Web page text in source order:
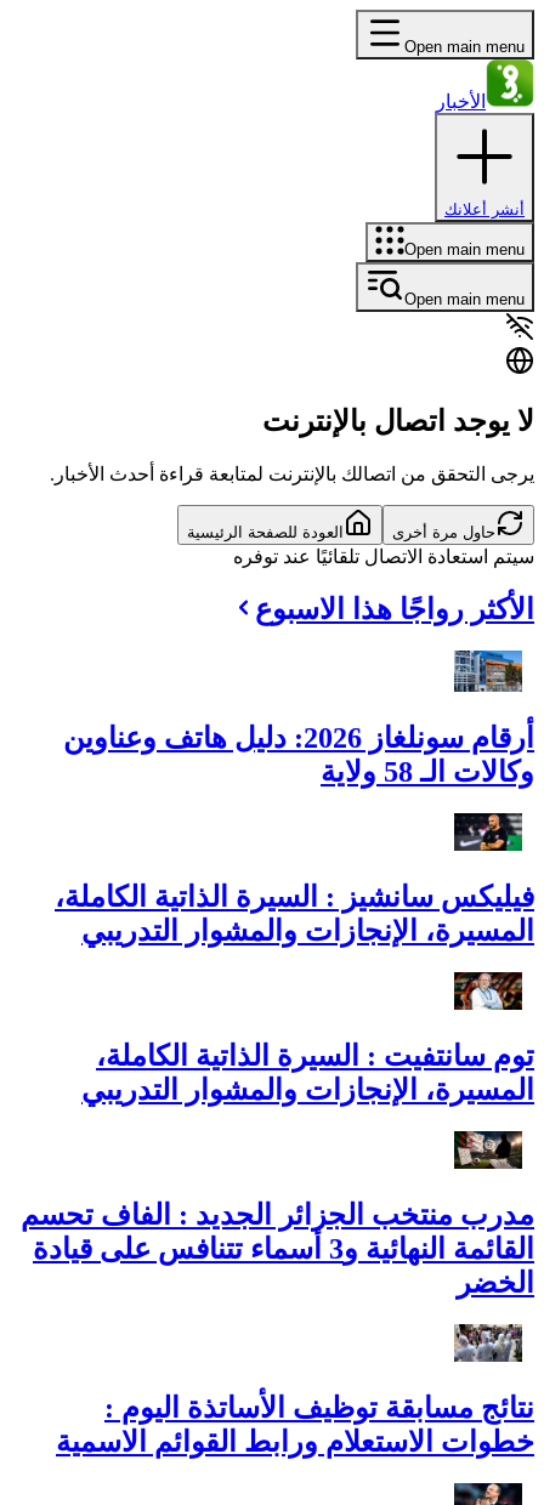
Open main menu
الأخبار
أنشر أعلانك
Open main menu
Open main menu
لا يوجد اتصال بالإنترنت
يرجى التحقق من اتصالك بالإنترنت لمتابعة قراءة أحدث الأخبار.
حاول مرة أخرى العودة للصفحة الرئيسية
سيتم استعادة الاتصال تلقائيًا عند توفره
الأكثر رواجًا هذا الاسبوع
أرقام سونلغاز 2026: دليل هاتف وعناوين
وكالات الـ 58 ولاية
فيليكس سانشيز : السيرة الذاتية الكاملة،
المسيرة، الإنجازات والمشوار التدريبي
توم سانتفيت : السيرة الذاتية الكاملة،
المسيرة، الإنجازات والمشوار التدريبي
مدرب منتخب الجزائر الجديد : الفاف تحسم
القائمة النهائية و3 أسماء تتنافس على قيادة
الخضر
نتائج مسابقة توظيف الأساتذة اليوم :
خطوات الاستعلام ورابط القوائم الاسمية